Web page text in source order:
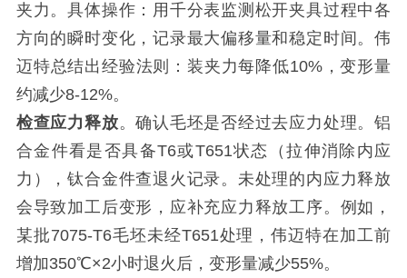
夹力。具体操作：用千分表监测松开夹具过程中各
方向的瞬时变化，记录最大偏移量和稳定时间。伟
迈特总结出经验法则：装夹力每降低10%，变形量
约减少8-12%。
检查应力释放。确认毛坯是否经过去应力处理。铝
合金件看是否具备T6或T651状态（拉伸消除内应
力），钛合金件查退火记录。未处理的内应力释放
会导致加工后变形，应补充应力释放工序。例如，
某批7075-T6毛坯未经T651处理，伟迈特在加工前
增加350℃×2小时退火后，变形量减少55%。